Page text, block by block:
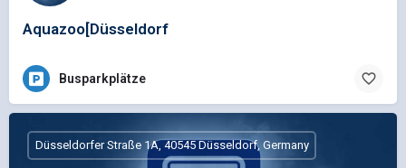
Aquazoo[Düsseldorf
Busparkplätze
Düsseldorfer Straße 1A, 40545 Düsseldorf, Germany